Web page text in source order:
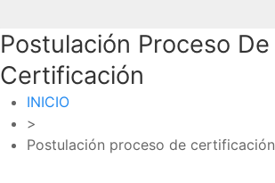
Postulación Proceso De
Certificación
INICIO
>
Postulación proceso de certificación